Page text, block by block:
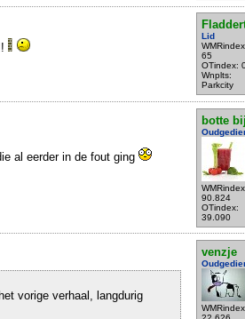
Lid
65
OTindex:
Wnplts:
Parkcity
botte
90.824
OTindex:
39.090
al eerder in de fout ging
venzje
vorige verhaal, langdurig